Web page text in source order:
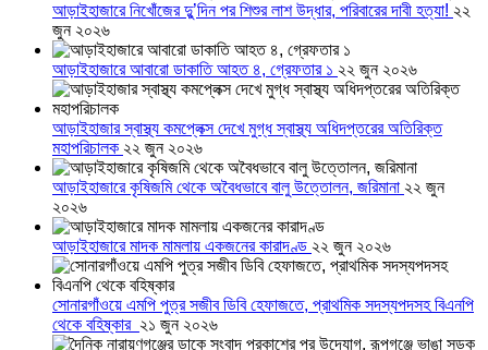
আড়াইহাজারে নিখোঁজের দুু’দিন পর শিশুর লাশ উদ্ধার, পরিবারের দাবী হত্যা! ২২
জুন ২০২৬
আড়াইহাজারে আবারো ডাকাতি আহত ৪, গ্রেফতার ১ ২২ জুন ২০২৬
আড়াইহাজার স্বাস্থ্য কমপ্লেক্স দেখে মুগ্ধ স্বাস্থ্য অধিদপ্তরের অতিরিক্ত
মহাপরিচালক ২২ জুন ২০২৬
আড়াইহাজারে কৃষিজমি থেকে অবৈধভাবে বালু উত্তোলন, জরিমানা ২২ জুন
২০২৬
আড়াইহাজারে মাদক মামলায় একজনের কারাদণ্ড ২২ জুন ২০২৬
সোনারগাঁওয়ে এমপি পুত্র সজীব ডিবি হেফাজতে, প্রাথমিক সদস্যপদসহ বিএনপি
থেকে বহিষ্কার ২১ জুন ২০২৬